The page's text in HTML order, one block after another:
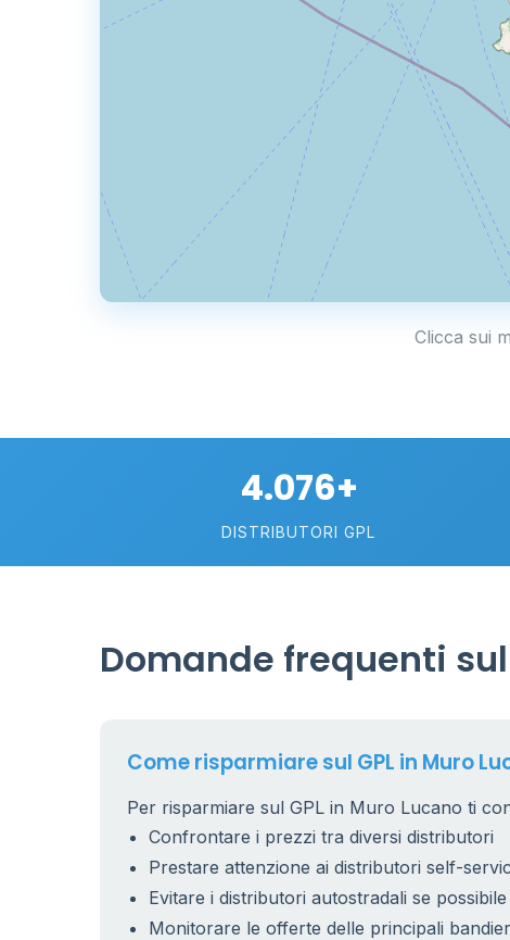
17
Clicca sui
4.076+
DISTRIBUTORI GPL
Domande frequenti sul
Come risparmiare sul GPL in Muro
Per risparmiare sul GPL in Muro Lucano ti
Confrontare i prezzi tra diversi distributori
Prestare attenzione ai distributori self-
Evitare i distributori autostradali se possibile
Monitorare le offerte delle principali